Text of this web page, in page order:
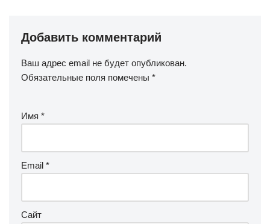
Добавить комментарий
Ваш адрес email не будет опубликован.
Обязательные поля помечены *
Имя *
Email *
Сайт